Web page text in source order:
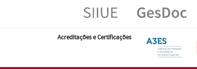
Acreditações e Certificações